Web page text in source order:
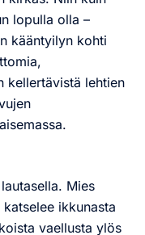
lopulla olla –
kääntyilyn kohti
kellertävistä lehtien
Mies
ikkunasta
vaellusta ylös